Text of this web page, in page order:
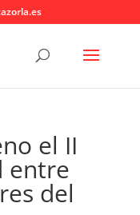
el II
entre
del